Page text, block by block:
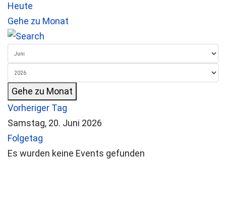
Heute
Gehe zu Monat
Gehe zu Monat
Vorheriger Tag
Samstag, 20. Juni 2026
Folgetag
Es wurden keine Events gefunden